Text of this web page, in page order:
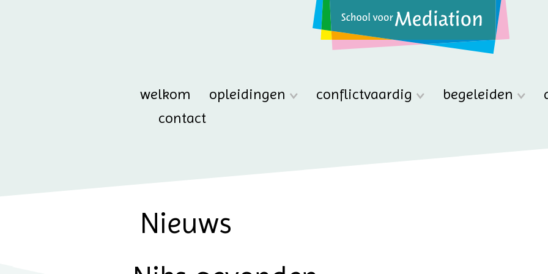
welkom opleidingen conflictvaardig begeleiden
contact
Nieuws